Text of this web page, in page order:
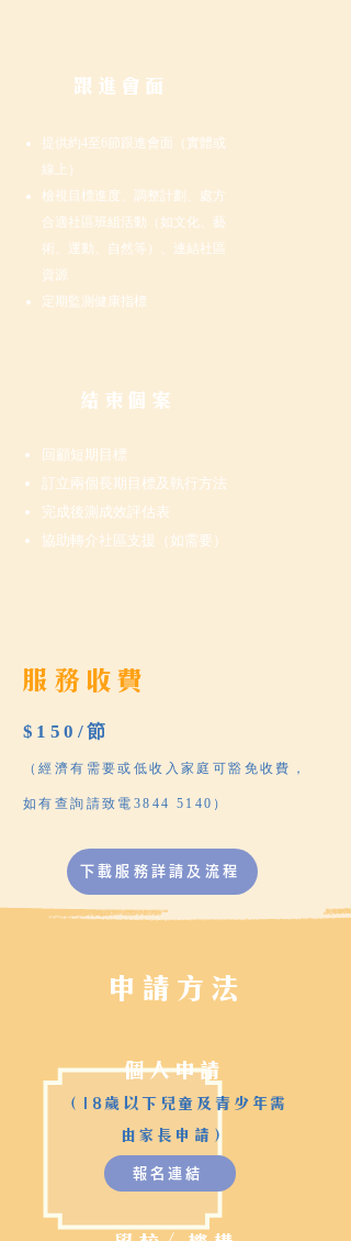
跟進會面
提供約4至6節跟進會面（實體或
線上）
檢視目標進度、調整計劃、處方
合適社區班組活動（如文化、藝
術、運動、自然等）、連結社區
資源
定期監測健康指標
結束個案
回顧短期目標
訂立兩個長期目標及執行方法
完成後測成效評估表
協助轉介社區支援（如需要）
服務收費
$150/節
（經濟有需要或低收入家庭可豁免收費，
如有查詢請致電3844 5140）
下載服務詳請及流程
申請方法
個人申請
（18歲以下兒童及青少年需
由家長申請）
報名連結